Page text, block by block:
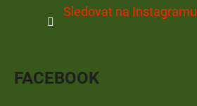
Sledovat na Instagramu
FACEBOOK